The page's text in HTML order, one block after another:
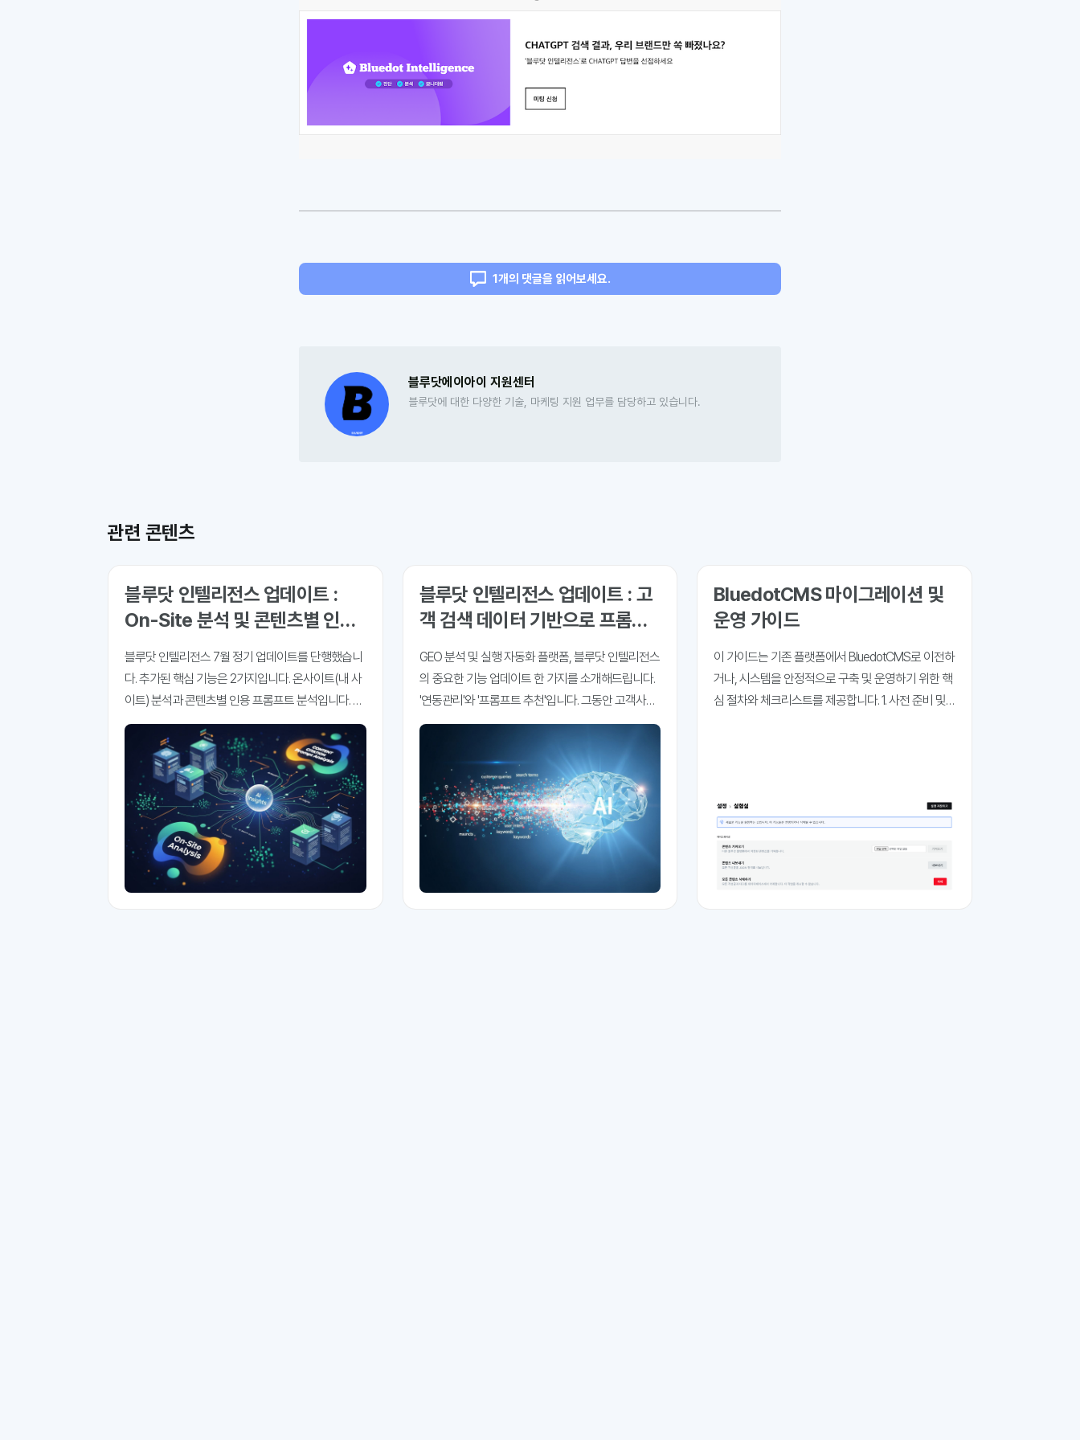
1개의 댓글을 읽어보세요.
블루닷에이아이 지원센터
블루닷에 대한 다양한 기술, 마케팅 지원 업무를 담당하고 있습니다.
관련 콘텐츠
블루닷 인텔리전스 업데이트 :
On-Site 분석 및 콘텐츠별 인용
프롬프트 분석 추가
블루닷 인텔리전스 7월 정기 업데이트를 단행했습니
다. 추가된 핵심 기능은 2가지입니다. 온사이트(내 사
이트) 분석과 콘텐츠별 인용 프롬프트 분석입니다. 내
홈페이지의 콘텐츠는 얼마나 인용되고 있고, 어떤 AI
검색, 어떤 프롬프트에 더 많이 인용되고 있는지 파악
해 볼 수 있는 메뉴입니다. 우리 회사 홈페이지
블루닷 인텔리전스 업데이트 : 고
객 검색 데이터 기반으로 프롬프
트 추출하기
GEO 분석 및 실행 자동화 플랫폼, 블루닷 인텔리전스
의 중요한 기능 업데이트 한 가지를 소개해드립니다.
'연동관리'와 '프롬프트 추천'입니다. 그동안 고객사들
을 만나면서 가장 자주 받았던 요청 사항 중 하나를 꼽
희 고객이 ChatGPT나 Gemini에 어떤 질문을 하는지
BluedotCMS 마이그레이션 및
운영 가이드
이 가이드는 기존 플랫폼에서 BluedotCMS로 이전하
거나, 시스템을 안정적으로 구축 및 운영하기 위한 핵
심 절차와 체크리스트를 제공합니다. 1. 사전 준비 및